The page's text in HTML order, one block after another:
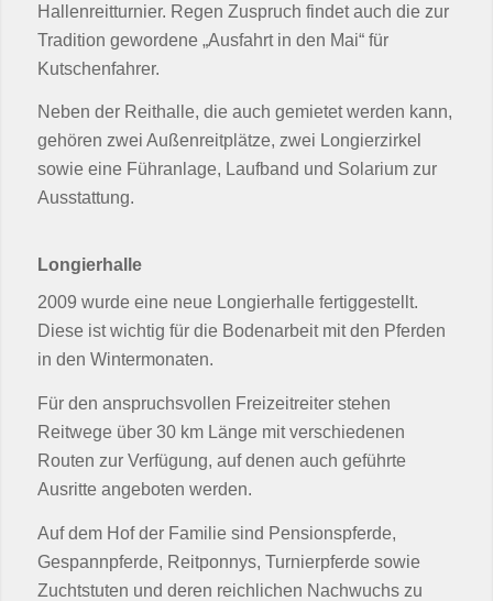
Hallenreitturnier. Regen Zuspruch findet auch die zur
Tradition gewordene „Ausfahrt in den Mai“ für
Kutschenfahrer.
Neben der Reithalle, die auch gemietet werden kann,
gehören zwei Außenreitplätze, zwei Longierzirkel
sowie eine Führanlage, Laufband und Solarium zur
Ausstattung.
Longierhalle
2009 wurde eine neue Longierhalle fertiggestellt.
Diese ist wichtig für die Bodenarbeit mit den Pferden
in den Wintermonaten.
Für den anspruchsvollen Freizeitreiter stehen
Reitwege über 30 km Länge mit verschiedenen
Routen zur Verfügung, auf denen auch geführte
Ausritte angeboten werden.
Auf dem Hof der Familie sind Pensionspferde,
Gespannpferde, Reitponnys, Turnierpferde sowie
Zuchtstuten und deren reichlichen Nachwuchs zu